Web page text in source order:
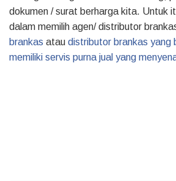
dokumen / surat berharga kita. Untuk
dalam memilih agen/ distributor
brankas atau distributor brankas yang
memiliki servis purna jual yang